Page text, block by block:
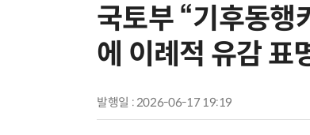
국토부 “기후동행
에 이례적 유감 표
발행일 : 2026-06-17 19:19